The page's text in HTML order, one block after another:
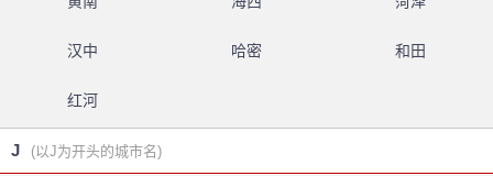
汉中 哈密 和田
红河
J (以J为开头的城市名)